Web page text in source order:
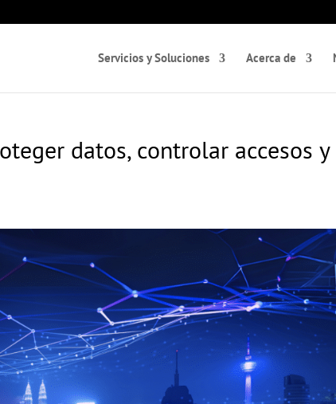
Servicios y Soluciones Acerca de
datos, controlar accesos y